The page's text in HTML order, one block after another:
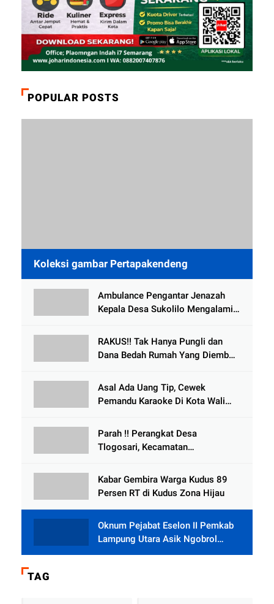
POPULAR POSTS
Koleksi gambar Pertapakendeng
Ambulance Pengantar Jenazah
Kepala Desa Sukolilo Mengalami
Meninggal Dunia
RAKUS!! Tak Hanya Pungli dan
Dana Bedah Rumah Yang Diembat,
Tlogowungu, di Duga
Selewengkan Bantuan Mushola
Asal Ada Uang Tip, Cewek
Pemandu Karaoke Di Kota Wali
Parah !! Perangkat Desa
Tlogosari, Kecamatan
Rumah dari BAZNAS
Kabar Gembira Warga Kudus 89
Persen RT di Kudus Zona Hijau
Oknum Pejabat Eselon II Pemkab
Lampung Utara Asik Ngobrol
Dengan Teman Kencan Wanitanya
TAG